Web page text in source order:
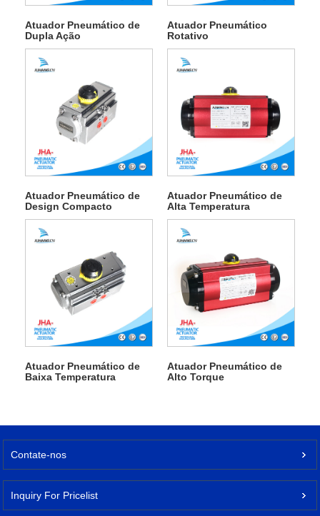
Atuador Pneumático de
Dupla Ação
Atuador Pneumático
Rotativo
Atuador Pneumático de
Design Compacto
Atuador Pneumático de
Alta Temperatura
Atuador Pneumático de
Baixa Temperatura
Atuador Pneumático de
Alto Torque
Contate-nos
Inquiry For Pricelist